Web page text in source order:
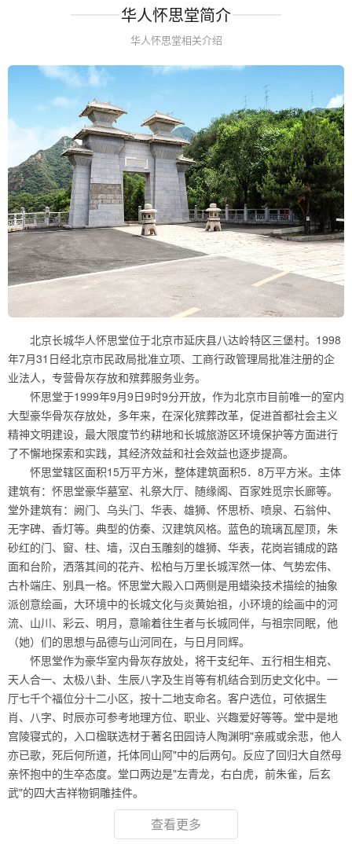
华人怀思堂简介
华人怀思堂相关介绍
北京长城华人怀思堂位于北京市延庆县八达岭特区三堡村。1998
年7月31日经北京市民政局批准立项、工商行政管理局批准注册的企
业法人，专营骨灰存放和殡葬服务业务。
怀思堂于1999年9月9日9时9分开放，作为北京市目前唯一的室内
大型豪华骨灰存放处，多年来，在深化殡葬改革，促进首都社会主义
精神文明建设，最大限度节约耕地和长城旅游区环境保护等方面进行
了不懈地探索和实践，其经济效益和社会效益也逐步提高。
怀思堂辖区面积15万平方米，整体建筑面积5．8万平方米。主体
建筑有：怀思堂豪华墓室、礼祭大厅、随缘阁、百家姓觅宗长廊等。
堂外建筑有：阙门、乌头门、华表、雄狮、怀思桥、喷泉、石翁仲、
无字碑、香灯等。典型的仿秦、汉建筑风格。蓝色的琉璃瓦屋顶，朱
砂红的门、窗、柱、墙，汉白玉雕刻的雄狮、华表，花岗岩铺成的路
面和台阶，洒落其间的花卉、松柏与万里长城浑然一体、气势宏伟、
古朴端庄、别具一格。怀思堂大殿入口两侧是用蜡染技术描绘的抽象
派创意绘画，大环境中的长城文化与炎黄始祖，小环境的绘画中的河
流、山川、彩云、明月，意喻着往生者与长城同伴，与祖宗同眠，他
（她）们的思想与品德与山河同在，与日月同辉。
怀思堂作为豪华室内骨灰存放处，将干支纪年、五行相生相克、
天人合一、太极八卦、生辰八字及生肖等有机结合到历史文化中。一
厅七千个福位分十二小区，按十二地支命名。客户选位，可依据生
肖、八字、时辰亦可参考地理方位、职业、兴趣爱好等等。堂中是地
宫陵寝式的，入口楹联选材于著名田园诗人陶渊明"亲戚或余悲，他人
亦已歌，死后何所道，托体同山阿"中的后两句。反应了回归大自然母
亲怀抱中的生卒态度。堂口两边是"左青龙，右白虎，前朱雀，后玄
武"的四大吉祥物铜雕挂件。
查看更多